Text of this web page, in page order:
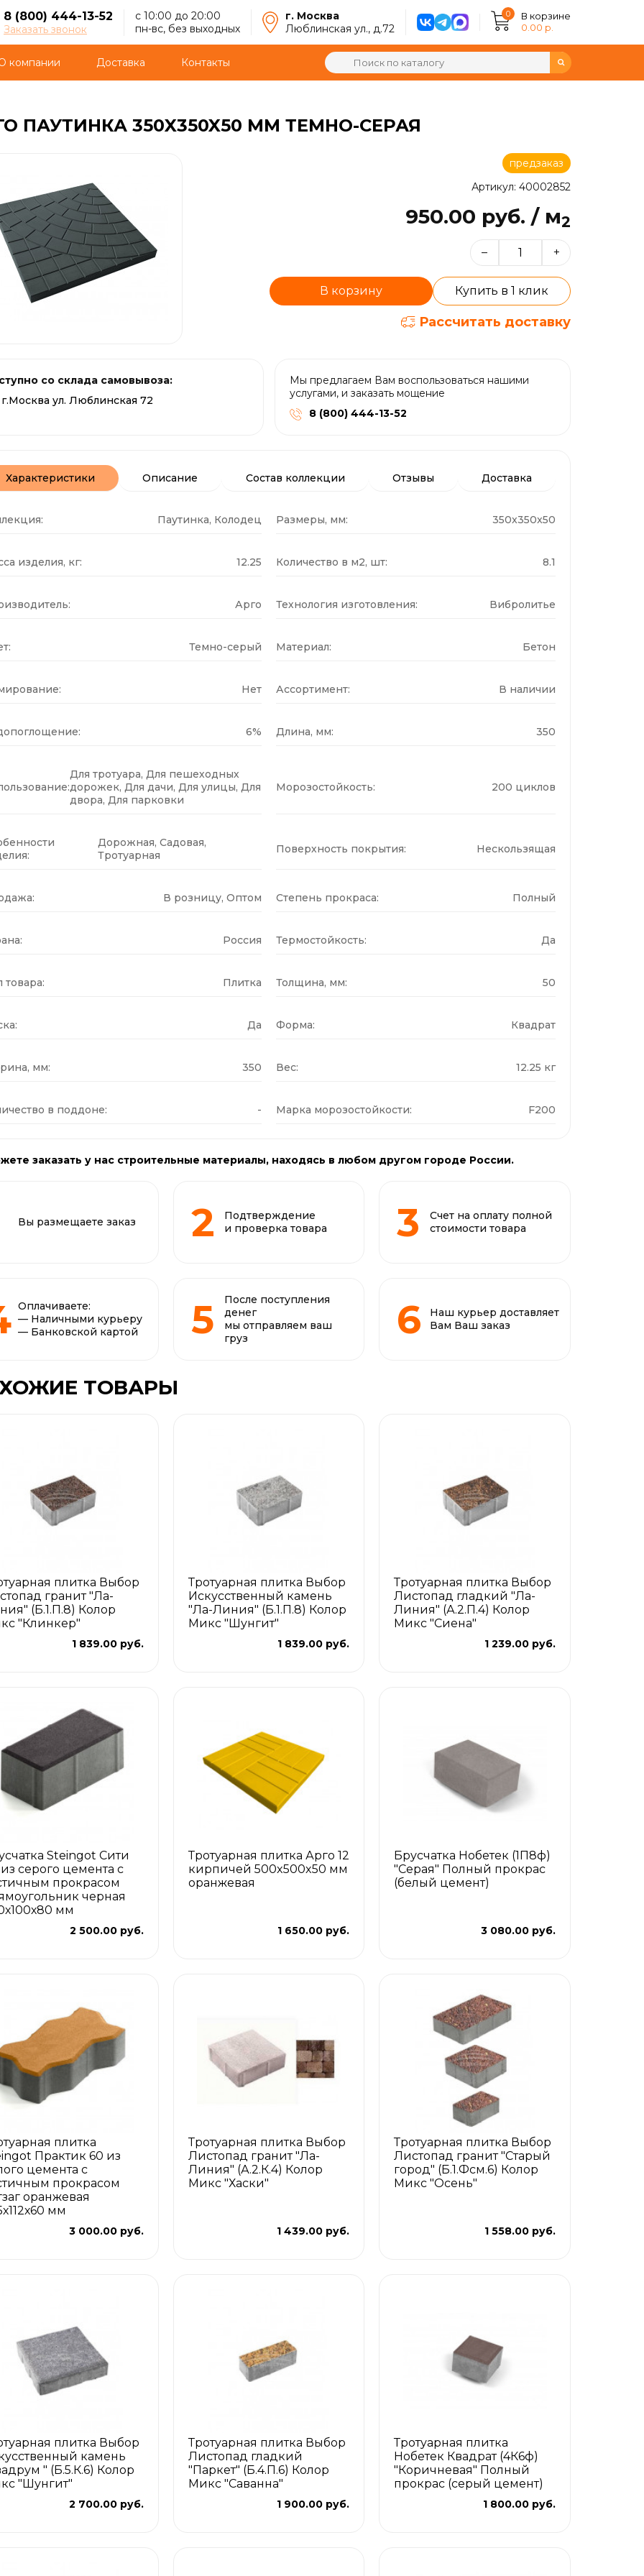
8 (800) 444-13-52
Заказать звонок
с 10:00 до 20:00
пн-вс, без выходных
г. Москва
Люблинская ул., д.72
0
В корзине
0.00 р.
компании Доставка Контакты
ПАУТИНКА 350X350X50 ММ ТЕМНО-СЕРАЯ
предзаказ
Артикул: 40002852
950.00 руб. / м2
– +
В корзину Купить в 1 клик
Рассчитать доставку
со склада самовывоза:
г.Москва ул. Люблинская 72
Мы предлагаем Вам воспользоваться нашими
услугами, и заказать мощение
8 (800) 444-13-52
Характеристики Описание Состав коллекции Отзывы Доставка
Паутинка, Колодец Размеры, мм: 350x350x50
изделия, кг: 12.25 Количество в м2, шт: 8.1
Арго Технология изготовления: Вибролитье
Темно-серый Материал: Бетон
Нет Ассортимент: В наличии
6% Длина, мм: 350
Для тротуара, Для пешеходных
дорожек, Для дачи, Для улицы, Для
двора, Для парковки
Морозостойкость: 200 циклов
Дорожная, Садовая,
Тротуарная
Поверхность покрытия: Нескользящая
В розницу, Оптом Степень прокраса: Полный
Россия Термостойкость: Да
товара: Плитка Толщина, мм: 50
Да Форма: Квадрат
мм: 350 Вес: 12.25 кг
в поддоне: - Марка морозостойкости: F200
заказать у нас строительные материалы, находясь в любом другом городе России.
Вы размещаете заказ
Подтверждение
и проверка товара
Счет на оплату полной
стоимости товара
Оплачиваете:
— Наличными курьеру
— Банковской картой
После поступления
денег
мы отправляем ваш
груз
Наш курьер доставляет
Вам Ваш заказ
ТОВАРЫ
плитка Выбор
гранит "Ла-
(Б.1.П.8) Колор
"Клинкер"
1 839.00 руб.
Тротуарная плитка Выбор
Искусственный камень
"Ла-Линия" (Б.1.П.8) Колор
Микс "Шунгит"
1 839.00 руб.
Тротуарная плитка Выбор
Листопад гладкий "Ла-
Линия" (А.2.П.4) Колор
Микс "Сиена"
1 239.00 руб.
Steingot Сити
серого цемента с
прокрасом
черная
мм
2 500.00 руб.
Тротуарная плитка Арго 12
кирпичей 500x500x50 мм
оранжевая
1 650.00 руб.
Брусчатка Нобетек (1П8ф)
"Серая" Полный прокрас
(белый цемент)
3 080.00 руб.
плитка
Практик 60 из
цемента с
прокрасом
оранжевая
мм
3 000.00 руб.
Тротуарная плитка Выбор
Листопад гранит "Ла-
Линия" (А.2.К.4) Колор
Микс "Хаски"
1 439.00 руб.
Тротуарная плитка Выбор
Листопад гранит "Старый
город" (Б.1.Фсм.6) Колор
Микс "Осень"
1 558.00 руб.
плитка Выбор
камень
" (Б.5.К.6) Колор
"Шунгит"
2 700.00 руб.
Тротуарная плитка Выбор
Листопад гладкий
"Паркет" (Б.4.П.6) Колор
Микс "Саванна"
1 900.00 руб.
Тротуарная плитка
Нобетек Квадрат (4К6ф)
"Коричневая" Полный
прокрас (серый цемент)
1 800.00 руб.